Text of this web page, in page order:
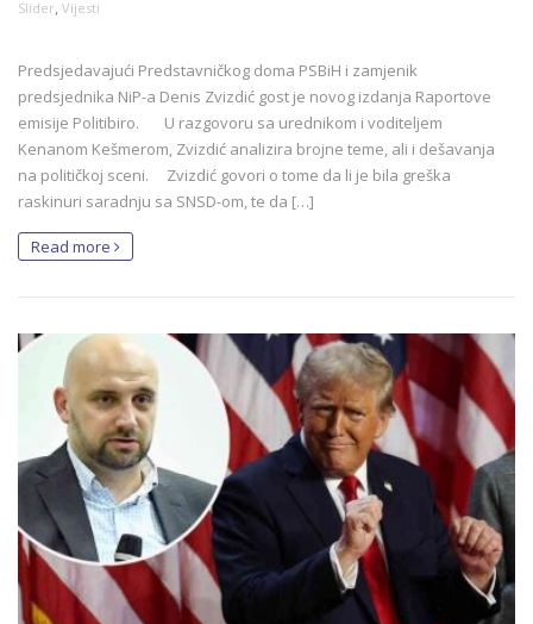
Slider, Vijesti
Predsjedavajući Predstavničkog doma PSBiH i zamjenik
predsjednika NiP-a Denis Zvizdić gost je novog izdanja Raportove
emisije Politibiro. U razgovoru sa urednikom i voditeljem
Kenanom Kešmerom, Zvizdić analizira brojne teme, ali i dešavanja
na političkoj sceni. Zvizdić govori o tome da li je bila greška
raskinuri saradnju sa SNSD-om, te da […]
Read more